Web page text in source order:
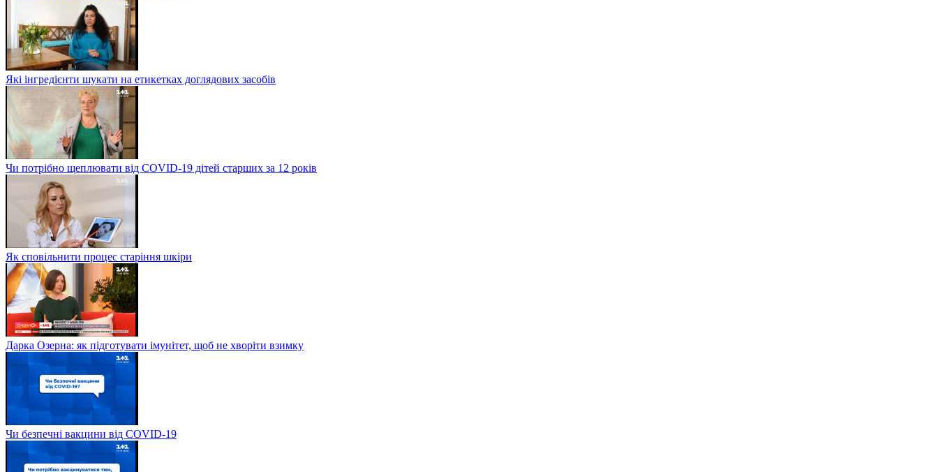
Які інгредієнти шукати на етикетках доглядових засобів
Чи потрібно щеплювати від COVID-19 дітей старших за 12 років
Як сповільнити процес старіння шкіри
Дарка Озерна: як підготувати імунітет, щоб не хворіти взимку
Чи безпечні вакцини від COVID-19